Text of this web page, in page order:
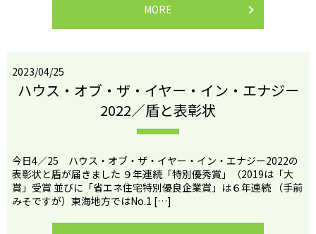
MORE
2023/04/25
ハウス・オブ・ザ・イヤー・イン・エナジー
2022／盾と表彰状
今日4／25 ハウス・オブ・ザ・イヤー・イン・エナジー2022の
表彰状と盾が届きました ９年連続「特別優秀賞」（2019は「大
賞」受賞 並びに「省エネ住宅特別優良企業賞」は６年連続 （手前
みそですが）東海地方ではNo.1 […]